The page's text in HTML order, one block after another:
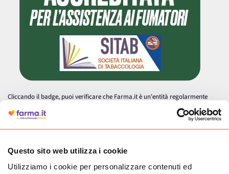
Questo sito web utilizza i cookie
Utilizziamo i cookie per personalizzare contenuti ed
Cliccando il badge, puoi verificare che Farma.it è un'entità regolarmente
autorizzata dal Ministero della Salute a effettuare la vendita online di
medicinali.